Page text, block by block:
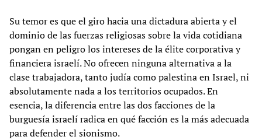
Su temor es que el giro hacia una dictadura abierta y el
dominio de las fuerzas religiosas sobre la vida cotidiana
pongan en peligro los intereses de la élite corporativa y
financiera israelí. No ofrecen ninguna alternativa a la
clase trabajadora, tanto judía como palestina en Israel, ni
absolutamente nada a los territorios ocupados. En
esencia, la diferencia entre las dos facciones de la
burguesía israelí radica en qué facción es la más adecuada
para defender el sionismo.